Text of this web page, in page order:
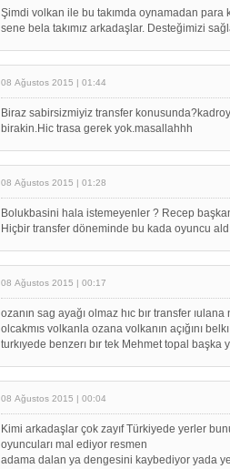
Şimdi volkan ile bu takımda oynamadan
sene bela takımız arkadaşlar. Desteğimizi
08 Ağustos 2015 | 01:44
Biraz sabirsizmiyiz transfer
birakin.Hic trasa gerek yok.masallahhh
08 Ağustos 2015 | 01:28
Bolukbasini hala istemeyenler ? Recep
Hiçbir transfer döneminde bu kada oyuncu
08 Ağustos 2015 | 00:17
ozanın sag ayağı olmaz hıc bır transfer
olcakmıs volkanla ozana volkanın açığını
turkıyede benzerı bır tek Mehmet topal başka
08 Ağustos 2015 | 00:04
Kimi arkadaşlar çok zayıf Türkiyede yerler
oyuncuları mal ediyor resmen
adama dalan ya dengesini kaybediyor yada